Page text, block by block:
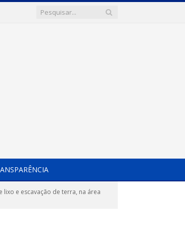
lixo e escavação de terra, na área